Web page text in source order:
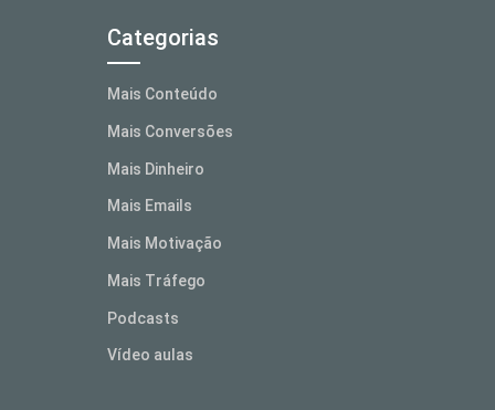
Categorias
Mais Conteúdo
Mais Conversões
Mais Dinheiro
Mais Emails
Mais Motivação
Mais Tráfego
Podcasts
Vídeo aulas